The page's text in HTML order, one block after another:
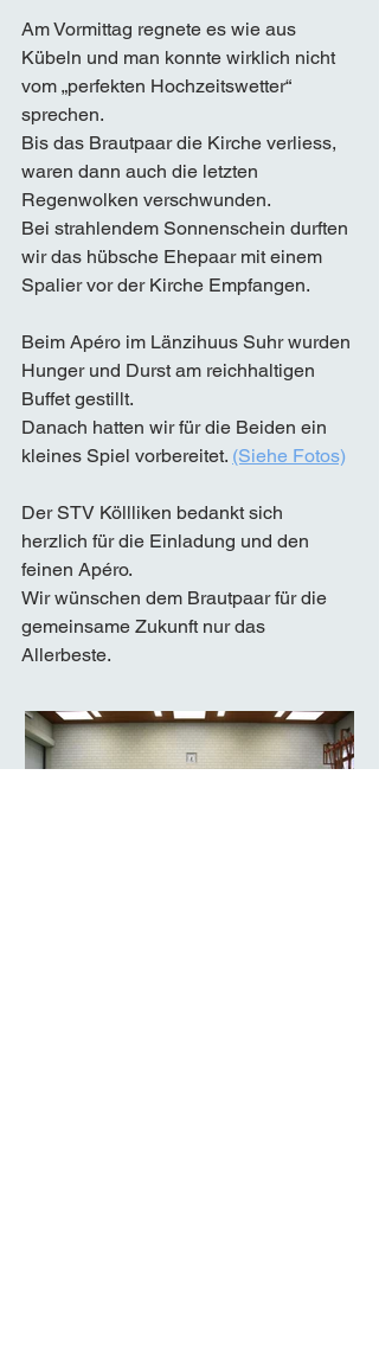
Am Vormittag regnete es wie aus
Kübeln und man konnte wirklich nicht
vom „perfekten Hochzeitswetter“
sprechen.
Bis das Brautpaar die Kirche verliess,
waren dann auch die letzten
Regenwolken verschwunden.
Bei strahlendem Sonnenschein durften
wir das hübsche Ehepaar mit einem
Spalier vor der Kirche Empfangen.
Beim Apéro im Länzihuus Suhr wurden
Hunger und Durst am reichhaltigen
Buffet gestillt.
Danach hatten wir für die Beiden ein
kleines Spiel vorbereitet. (Siehe Fotos)
Der STV Köllliken bedankt sich
herzlich für die Einladung und den
feinen Apéro.
Wir wünschen dem Brautpaar für die
gemeinsame Zukunft nur das
Allerbeste.